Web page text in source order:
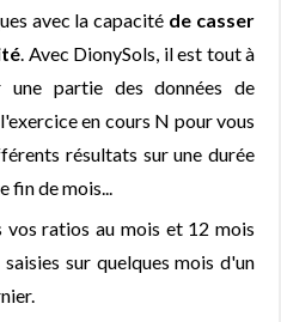
avec la capacité de casser
. Avec DionySols, il est tout à
partie des données de
en cours N pour vous
résultats sur une durée
fin de mois...
vos ratios au mois et 12 mois
sur quelques mois d'un